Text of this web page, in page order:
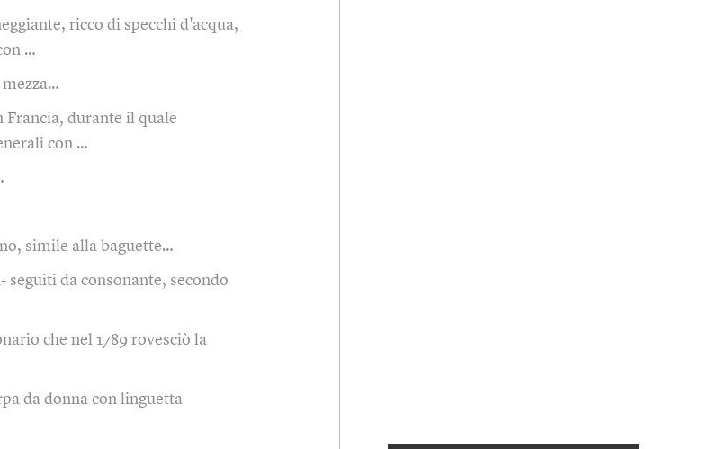
ricco di specchi d'acqua,
…
mezza…
Francia, durante il quale
con …
simile alla baguette…
seguiti da consonante, secondo
che nel 1789 rovesciò la
da donna con linguetta